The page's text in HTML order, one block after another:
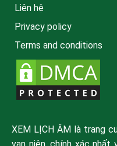
Liên hệ
Privacy policy
Terms and conditions
XEM LỊCH ÂM là trang